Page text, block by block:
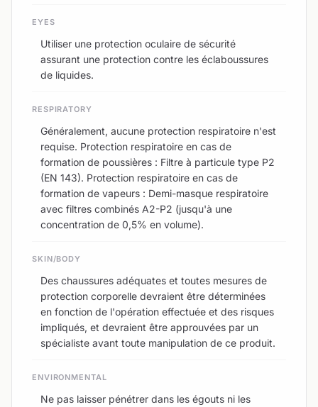
EYES
Utiliser une protection oculaire de sécurité
assurant une protection contre les éclaboussures
de liquides.
RESPIRATORY
Généralement, aucune protection respiratoire n'est
requise. Protection respiratoire en cas de
formation de poussières : Filtre à particule type P2
(EN 143). Protection respiratoire en cas de
formation de vapeurs : Demi-masque respiratoire
avec filtres combinés A2-P2 (jusqu'à une
concentration de 0,5% en volume).
SKIN/BODY
Des chaussures adéquates et toutes mesures de
protection corporelle devraient être déterminées
en fonction de l'opération effectuée et des risques
impliqués, et devraient être approuvées par un
spécialiste avant toute manipulation de ce produit.
ENVIRONMENTAL
Ne pas laisser pénétrer dans les égouts ni les